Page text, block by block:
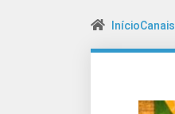
InícioCanais